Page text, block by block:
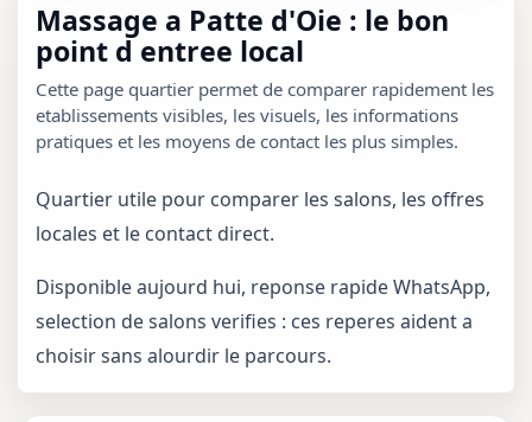
Massage a Patte d'Oie : le bon
point d entree local
Cette page quartier permet de comparer rapidement les
etablissements visibles, les visuels, les informations
pratiques et les moyens de contact les plus simples.
Quartier utile pour comparer les salons, les offres
locales et le contact direct.
Disponible aujourd hui, reponse rapide WhatsApp,
selection de salons verifies : ces reperes aident a
choisir sans alourdir le parcours.